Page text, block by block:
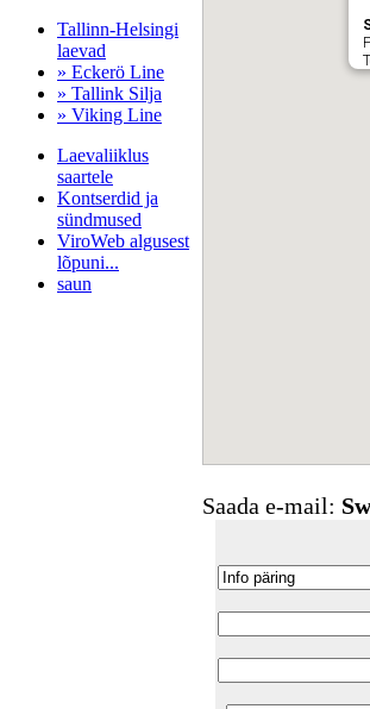
Tallinn-Helsingi
laevad
» Eckerö Line
» Tallink Silja
» Viking Line
Laevaliiklus
saartele
Kontserdid ja
sündmused
ViroWeb algusest
lõpuni...
saun
Saada e-mail: